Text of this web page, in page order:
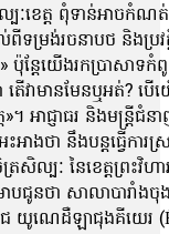
ល្បៈខេត្ត ពុំទាន់អាច
ម្រង់រចនាបថ និងប្រវ
ន្តែយើងរកប្រាសាទ
វាមានមែនឬអត់? ប
»។ អាជ្ញាធរ និងមន្ត្
ះអាងថា នឹងបន្តធ្វើ
ត្រសិល្បៈ នៃខេត្តព្រ
ាបជូនថា សាលាបារាំ
ជ យូណេដឺឡាជុងគីយេរ